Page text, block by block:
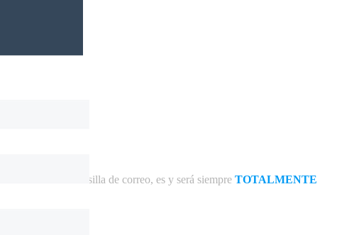
noticias en tu casilla de correo, es y será siempre TOTALMENTE